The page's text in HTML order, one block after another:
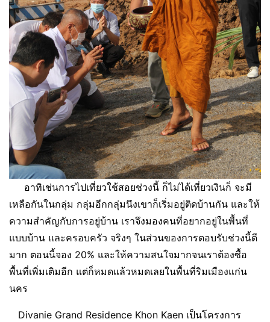
อาทิเช่นการไปเที่ยวใช้สอยช่วงนี้ ก็ไม่ได้เที่ยวเงินก็ จะมี
เหลือกันในกลุ่ม กลุ่มอีกกลุ่มนึงเขาก็เริ่มอยู่ติดบ้านกัน และให้
ความสำคัญกับการอยู่บ้าน เราจึงมองคนที่อยากอยู่ในพื้นที่
แบบบ้าน และครอบครัว จริงๆ ในส่วนของการตอบรับช่วงนี้ดี
มาก ตอนนี้จอง 20% และให้ความสนใจมากจนเราต้องซื้อ
พื้นที่เพิ่มเติมอีก แต่ก็หมดแล้วหมดเลยในพื้นที่ริมเมืองแก่น
นคร
Divanie Grand Residence Khon Kaen เป็นโครงการ